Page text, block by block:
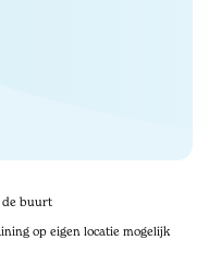
de buurt
op eigen locatie mogelijk